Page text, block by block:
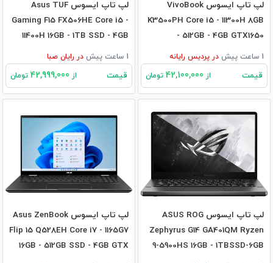
لپ تاپ ایسوس VivoBook
K3500PH Core i5 - 11300H 8GB
- 512GB - 4GB GTX1650
1 ساعت پیش در پردیس رایانه
قیمت از تومان
لپ تاپ ایسوس Asus TUF
Gaming F15 FX506HE Core i5 -
11400H 16GB - 1TB SSD - 4GB
3050Ti1 ساعت پیش در رایان صبا
قیمت از تومان
لپ تاپ ایسوس ASUS ROG
Zephyrus G14 GA401QM Ryzen
9-5900HS 16GB - 1TBSSD-6GB
RTX3060
لپ تاپ ایسوس Asus ZenBook
Flip 15 Q528EH Core i7 - 1165G7
16GB - 512GB SSD - 4GB GTX
1650